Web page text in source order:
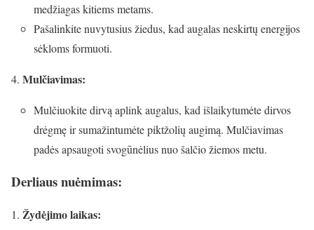
medžiagas kitiems metams.
Pašalinkite nuvytusius žiedus, kad augalas neskirtų energijos
sėkloms formuoti.
Mulčiavimas:
Mulčiuokite dirvą aplink augalus, kad išlaikytumėte dirvos
drėgmę ir sumažintumėte piktžolių augimą. Mulčiavimas
padės apsaugoti svogūnėlius nuo šalčio žiemos metu.
Derliaus nuėmimas:
Žydėjimo laikas: